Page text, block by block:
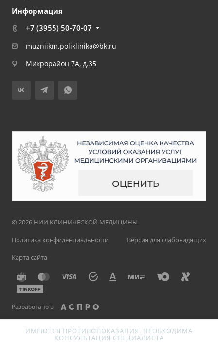
Информация
+7 (3955) 50-70-07
muzniikm.poliklinika@bk.ru
Микрорайон 7А, д.35
© 2026 НИИ КЛИНИЧЕСКОЙ МЕДИЦИНЫ
Политика конфиденциальности
Версия для слабовидящих
Карта сайта
Разработано в
ИМЕЮТСЯ ПРОТИВОПОКАЗАНИЯ. НЕОБХОДИМА
КОНСУЛЬТАЦИЯ СПЕЦИАЛИСТА